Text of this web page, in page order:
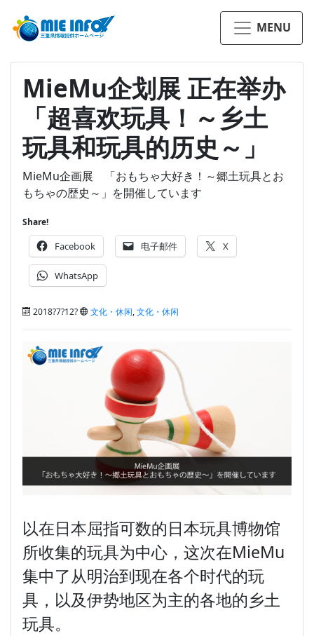
MENU
MieMu企划展 正在举办
「超喜欢玩具！～乡土
玩具和玩具的历史～」
MieMu企画展 「おもちゃ大好き！～郷土玩具とお
もちゃの歴史～」を開催しています
Share!
Facebook 电子邮件 X
WhatsApp
2018?7?12? 文化・休闲,文化・休闲
以在日本屈指可数的日本玩具博物馆
所收集的玩具为中心，这次在MieMu
集中了从明治到现在各个时代的玩
具，以及伊势地区为主的各地的乡土
玩具。